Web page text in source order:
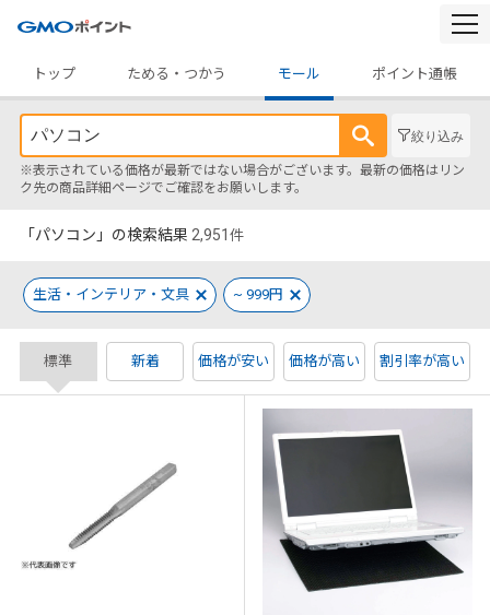
トップ
ためる・つかう モール ポイント通帳
絞り込み
※表示されている価格が最新ではない場合がございます。最新の価格はリン
ク先の商品詳細ページでご確認をお願いします。
「パソコン」の検索結果 2,951 件
生活・インテリア・文具 ~ 999円
標準 新着 価格が安い 価格が高い 割引率が高い